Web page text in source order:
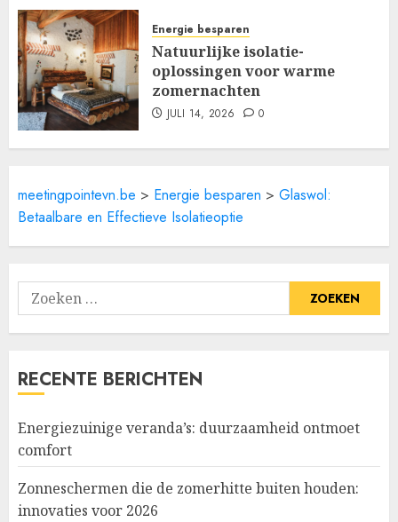
Energie besparen
Natuurlijke isolatie-
oplossingen voor warme
zomernachten
JULI 14, 2026 0
meetingpointevn.be > Energie besparen > Glaswol:
Betaalbare en Effectieve Isolatieoptie
Zoeken
naar:
RECENTE BERICHTEN
Energiezuinige veranda’s: duurzaamheid ontmoet
comfort
Zonneschermen die de zomerhitte buiten houden:
innovaties voor 2026